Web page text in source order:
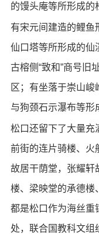
的馒头庵等所形成的
有宋元间建造的鲤鱼
仙口塔等所形成的仙
古榕侧“致和”商号旧
区；有坐落于崇山
与狗颈石示瀑布等形
松口还留下了大量充
前街的连片骑楼、火
故居干荫堂，张耀轩
楼、梁映堂的承德楼
都是松口作为海丝重
处，联合国教科文组